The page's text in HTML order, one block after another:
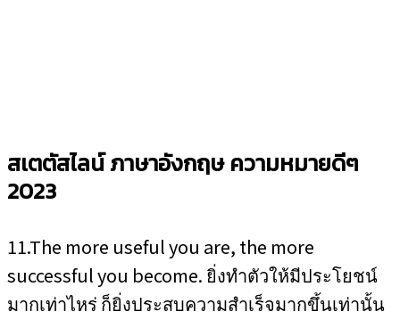
สเตตัสไลน์ ภาษาอังกฤษ ความหมายดีๆ
2023
11.The more useful you are, the more
successful you become. ยิ่งทำตัวให้มีประโยชน์
มากเท่าไหร่ ก็ยิ่งประสบความสำเร็จมากขึ้นเท่านั้น